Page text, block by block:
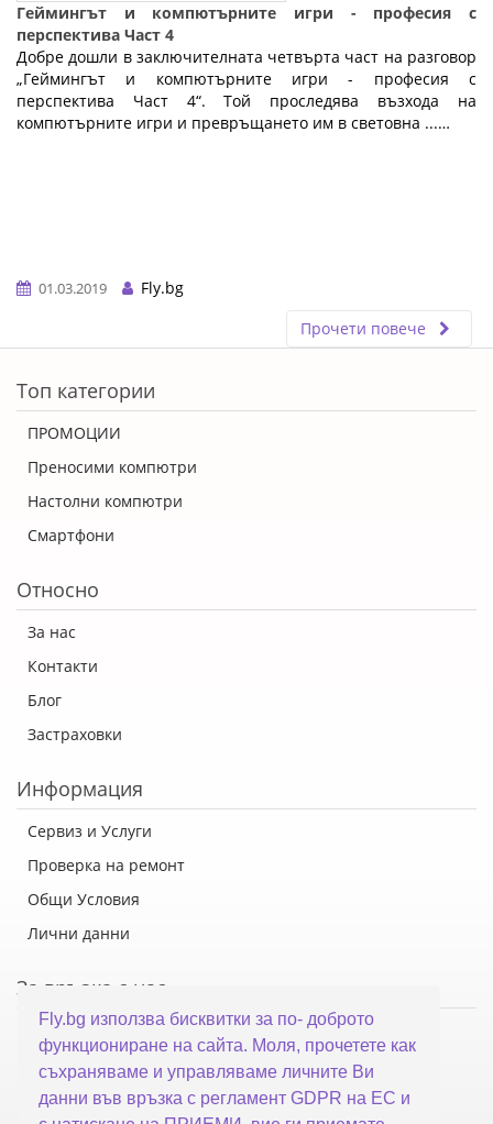
Fly.bg използва бисквитки за по- доброто
функциониране на сайта. Моля, прочетете как
съхраняваме и управляваме личните Ви
данни във връзка с регламент GDPR на ЕС и
Геймингът и компютърните игри - професия с
перспектива Част 4
Добре дошли в заключителната четвърта част на разговор
„Геймингът и компютърните игри - професия с
перспектива Част 4“. Той проследява възхода на
компютърните игри и превръщането им в световна ...…
01.03.2019
Fly.bg
Прочети повече
Топ категории
ПРОМОЦИИ
Преносими компютри
Настолни компютри
Смартфони
Относно
За нас
Контакти
Блог
Застраховки
Информация
Сервиз и Услуги
Проверка на ремонт
Общи Условия
Лични данни
За връзка с нас
Флай Систем ООД
гр. Варна, ул. Каймакчалан 10А
тел: 052 321 321